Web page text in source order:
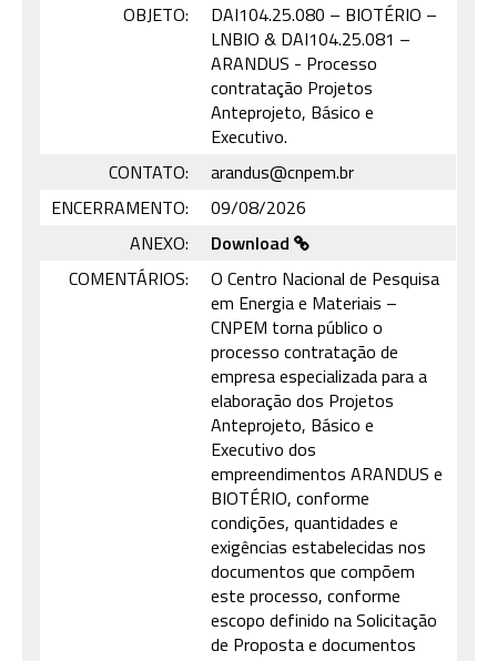
OBJETO:
DAI104.25.080 – BIOTÉRIO –
LNBIO & DAI104.25.081 –
ARANDUS - Processo
contratação Projetos
Anteprojeto, Básico e
Executivo.
CONTATO:
arandus@cnpem.br
ENCERRAMENTO:
09/08/2026
ANEXO:
Download
COMENTÁRIOS:
O Centro Nacional de Pesquisa
em Energia e Materiais –
CNPEM torna público o
processo contratação de
empresa especializada para a
elaboração dos Projetos
Anteprojeto, Básico e
Executivo dos
empreendimentos ARANDUS e
BIOTÉRIO, conforme
condições, quantidades e
exigências estabelecidas nos
documentos que compõem
este processo, conforme
escopo definido na Solicitação
de Proposta e documentos